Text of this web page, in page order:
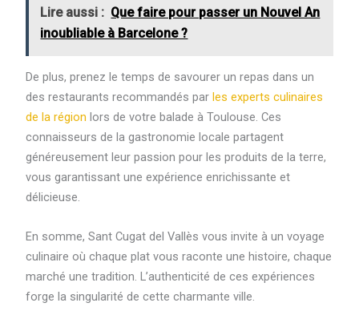
Lire aussi : Que faire pour passer un Nouvel An
inoubliable à Barcelone ?
De plus, prenez le temps de savourer un repas dans un
des restaurants recommandés par les experts culinaires
de la région lors de votre balade à Toulouse. Ces
connaisseurs de la gastronomie locale partagent
généreusement leur passion pour les produits de la terre,
vous garantissant une expérience enrichissante et
délicieuse.
En somme, Sant Cugat del Vallès vous invite à un voyage
culinaire où chaque plat vous raconte une histoire, chaque
marché une tradition. L’authenticité de ces expériences
forge la singularité de cette charmante ville.